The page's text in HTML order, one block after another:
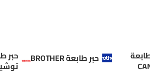
حبر طابعة BROTHER حبر